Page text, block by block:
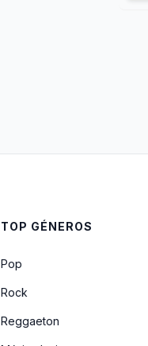
TOP GÉNEROS
Pop
Rock
Reggaeton